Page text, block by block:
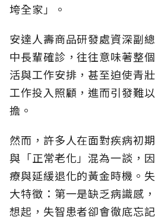
垮全家」。
安達人壽商品研發處資深副
中長輩確診，往往意味著整
活與工作安排，甚至迫使青
工作投入照顧，進而引發難
擔。
然而，許多人在面對疾病初
與「正常老化」混為一談，
療與延緩退化的黃金時機。
大特徵：第一是缺乏病識感
想起，失智患者卻會徹底忘